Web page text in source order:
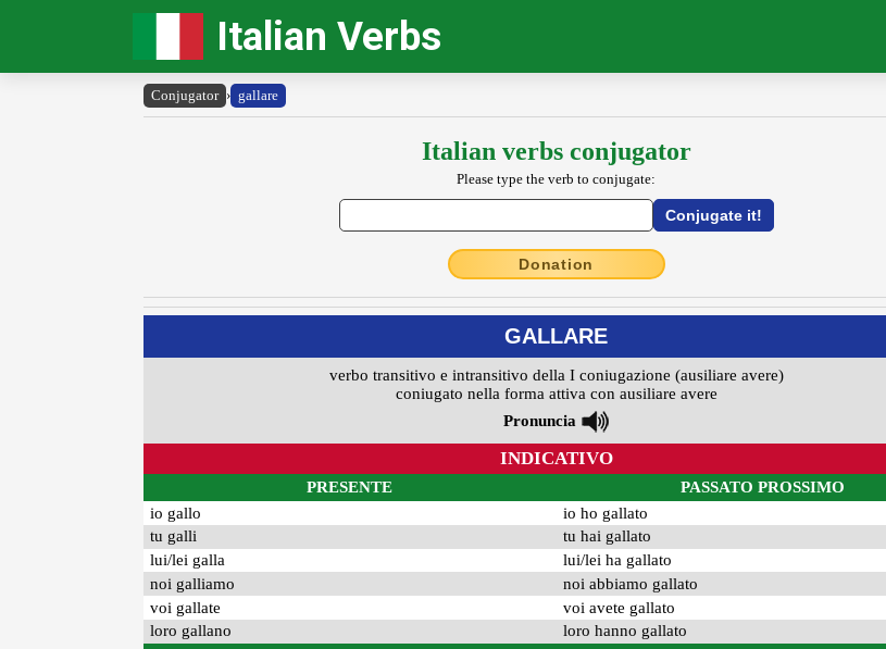
Italian Verbs
Conjugator › gallare
Italian verbs conjugator
Please type the verb to conjugate:
Donation
GALLARE
verbo transitivo e intransitivo della I coniugazione (ausiliare avere)
coniugato nella forma attiva con ausiliare avere
Pronuncia
INDICATIVO
PRESENTE
io gallo
tu galli
lui/lei galla
noi galliamo
voi gallate
loro gallano
PASSATO PROSSIMO
io ho gallato
tu hai gallato
lui/lei ha gallato
noi abbiamo gallato
voi avete gallato
loro hanno gallato